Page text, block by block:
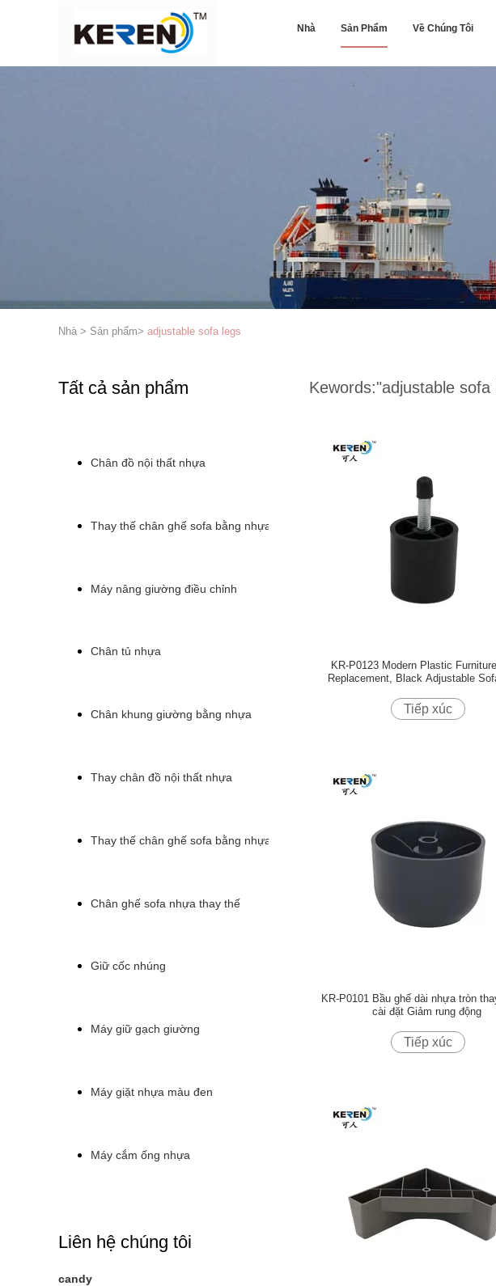
Nhà Sản Phẩm Về Chúng Tôi
Nhà > Sản phẩm> adjustable sofa legs
Tất cả sản phẩm
Chân đồ nội thất nhựa
Thay thế chân ghế sofa bằng nhựa
Máy nâng giường điều chỉnh
Chân tủ nhựa
Chân khung giường bằng nhựa
Thay chân đồ nội thất nhựa
Thay thế chân ghế sofa bằng nhựa
Chân ghế sofa nhựa thay thế
Giữ cốc nhúng
Máy giữ gạch giường
Máy giặt nhựa màu đen
Máy cắm ống nhựa
Liên hệ chúng tôi
candy
Kewords:"adjustable sofa
KR-P0123 Modern Plastic
Replacement, Black Adjustable
thế, màu đen)
Tiếp xúc
KR-P0101 Bầu ghế dài nhựa tròn
cài đặt Giảm rung động
Tiếp xúc